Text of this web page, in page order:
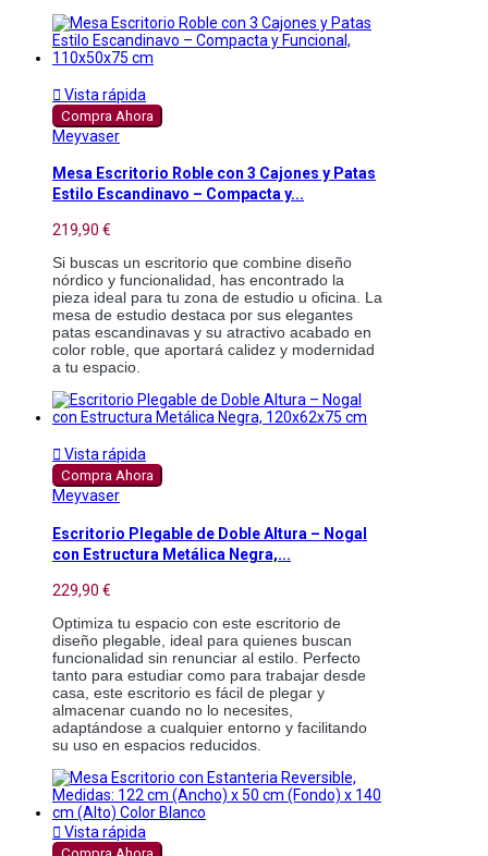
 Vista rápida
Compra Ahora
Meyvaser
Mesa Escritorio Roble con 3 Cajones y Patas
Estilo Escandinavo – Compacta y...
219,90 €
Si buscas un escritorio que combine diseño
nórdico y funcionalidad, has encontrado la
pieza ideal para tu zona de estudio u oficina. La
mesa de estudio destaca por sus elegantes
patas escandinavas y su atractivo acabado en
color roble, que aportará calidez y modernidad
a tu espacio.
 Vista rápida
Compra Ahora
Meyvaser
Escritorio Plegable de Doble Altura – Nogal
con Estructura Metálica Negra,...
229,90 €
Optimiza tu espacio con este escritorio de
diseño plegable, ideal para quienes buscan
funcionalidad sin renunciar al estilo. Perfecto
tanto para estudiar como para trabajar desde
casa, este escritorio es fácil de plegar y
almacenar cuando no lo necesites,
adaptándose a cualquier entorno y facilitando
su uso en espacios reducidos.
 Vista rápida